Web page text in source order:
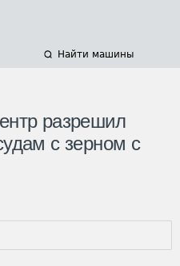
Найти машины
разрешил
с зерном с